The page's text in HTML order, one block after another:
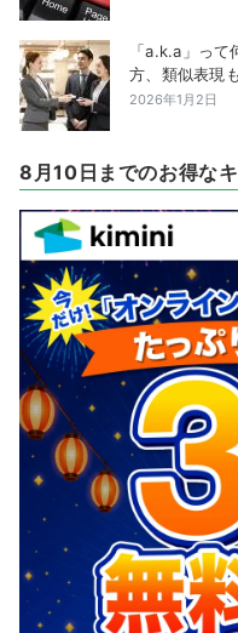
「a.k.a」っ
方、類似表現
2026年1月2日
8月10日までのお得な